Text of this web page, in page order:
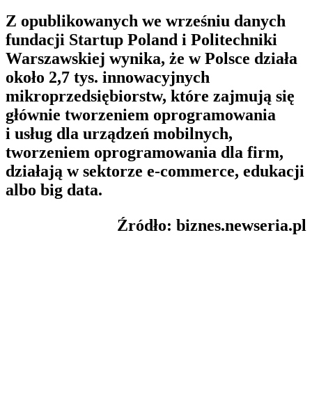
Z opublikowanych we wrześniu danych
fundacji Startup Poland i Politechniki
Warszawskiej wynika, że w Polsce działa
około 2,7 tys. innowacyjnych
mikroprzedsiębiorstw, które zajmują się
głównie tworzeniem oprogramowania
i usług dla urządzeń mobilnych,
tworzeniem oprogramowania dla firm,
działają w sektorze e-commerce, edukacji
albo big data.
Źródło: biznes.newseria.pl